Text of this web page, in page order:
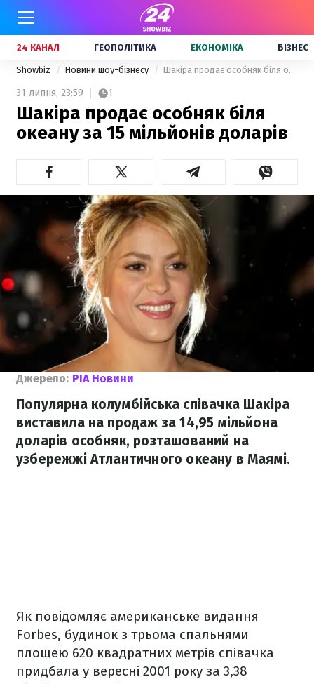
24 КАНАЛ ГЕОПОЛІТИКА ЕКОНОМІКА БІЗНЕС
Showbiz Новини шоу-бізнесу Шакіра продає особняк біля океану за 15 мільйонів доларів
31 липня, 23:59 1
Шакіра продає особняк біля
океану за 15 мільйонів доларів
Джерело: РІА Новини
Популярна колумбійська співачка Шакіра
виставила на продаж за 14,95 мільйона
доларів особняк, розташований на
узбережжі Атлантичного океану в Маямі.
Як повідомляє американське видання
Forbes, будинок з трьома спальнями
площею 620 квадратних метрів співачка
придбала у вересні 2001 року за 3,38